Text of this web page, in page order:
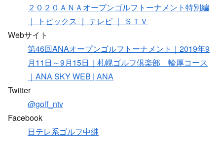
２０２０ＡＮＡオープンゴルフトーナメント特別編
｜ トピックス ｜ テレビ ｜ ＳＴＶ
Webサイト
第46回ANAオープンゴルフトーナメント｜2019年9
月11日～9月15日｜札幌ゴルフ倶楽部 輪厚コース
｜ANA SKY WEB | ANA
Twitter
@golf_ntv
Facebook
日テレ系ゴルフ中継